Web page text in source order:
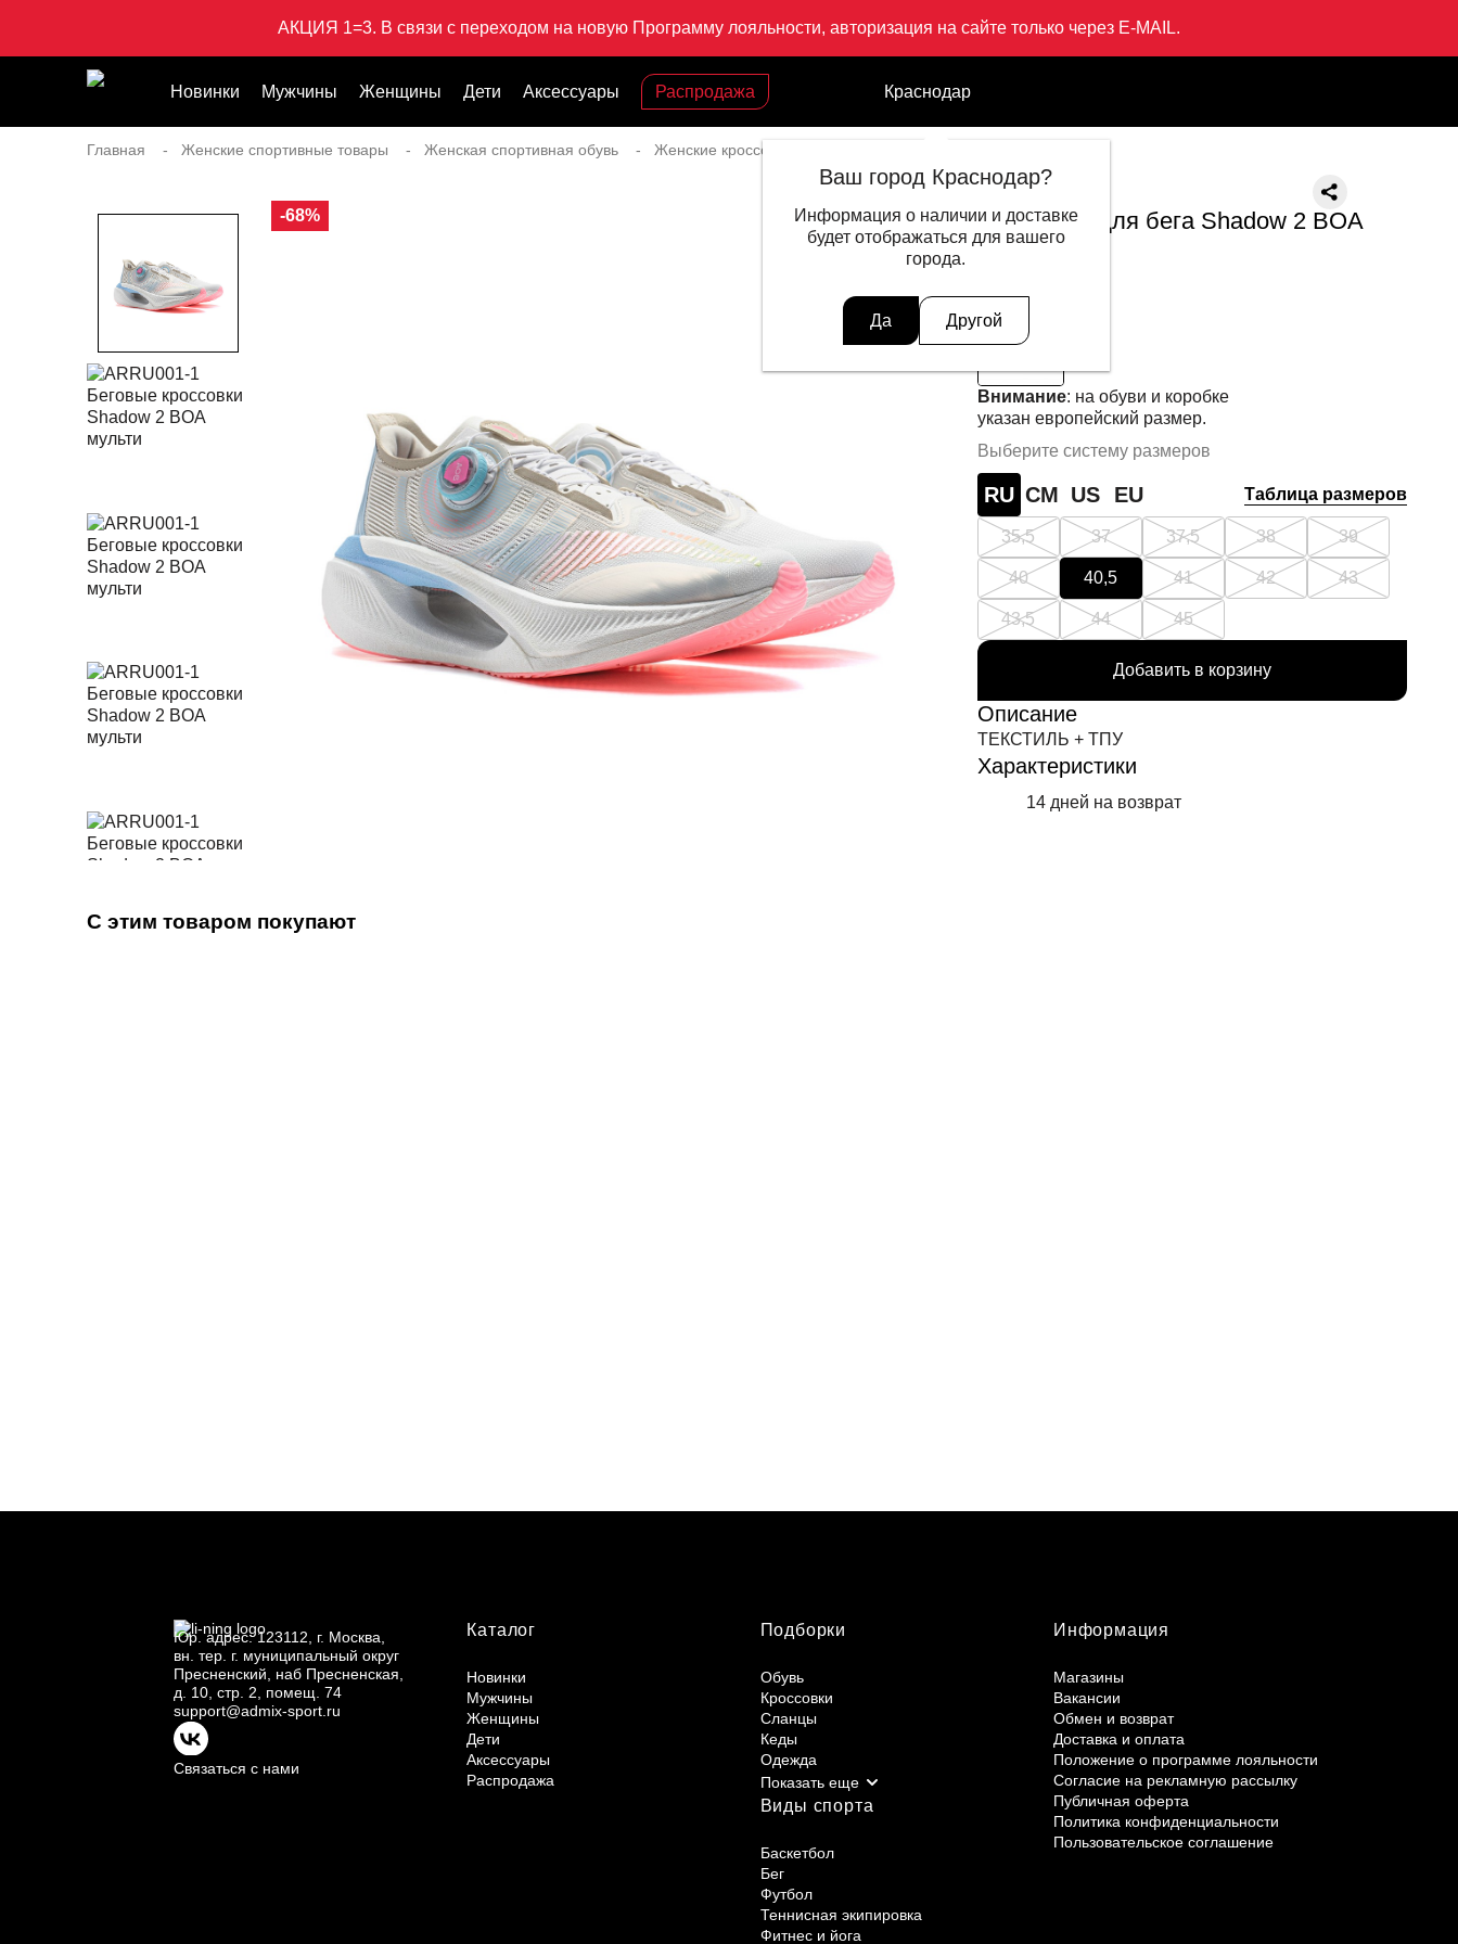
АКЦИЯ 1=3. В связи с переходом на новую Программу лояльности, авторизация на сайте только через E-MAIL.
Новинки Мужчины Женщины Дети Аксессуары Распродажа Краснодар
Ваш город Краснодар?
Информация о наличии и доставке
будет отображаться для вашего
города.
Да Другой
Главная Женские спортивные товары Женская спортивная обувь Женские кроссовки
-68%
LI-NING
Кроссовки для бега Shadow 2 BOA
43 999 ₽
Внимание: на обуви и коробке
указан европейский размер.
Выберите систему размеров
RU СМ US EU Таблица размеров
35,5 37 37,5 38 39
40 40,5 41 42 43
43,5 44 45
Добавить в корзину
Описание
ТЕКСТИЛЬ + ТПУ
Характеристики
14 дней на возврат
С этим товаром покупают
Юр. адрес: 123112, г. Москва,
вн. тер. г. муниципальный округ
Пресненский, наб Пресненская,
д. 10, стр. 2, помещ. 74
support@admix-sport.ru
Связаться с нами
Каталог
Новинки
Мужчины
Женщины
Дети
Аксессуары
Распродажа
Подборки
Обувь
Кроссовки
Сланцы
Кеды
Одежда
Виды спорта
Баскетбол
Бег
Футбол
Теннисная экипировка
Фитнес и йога
Информация
Магазины
Вакансии
Обмен и возврат
Доставка и оплата
Положение о программе лояльности
Согласие на рекламную рассылку
Публичная оферта
Политика конфиденциальности
Пользовательское соглашение